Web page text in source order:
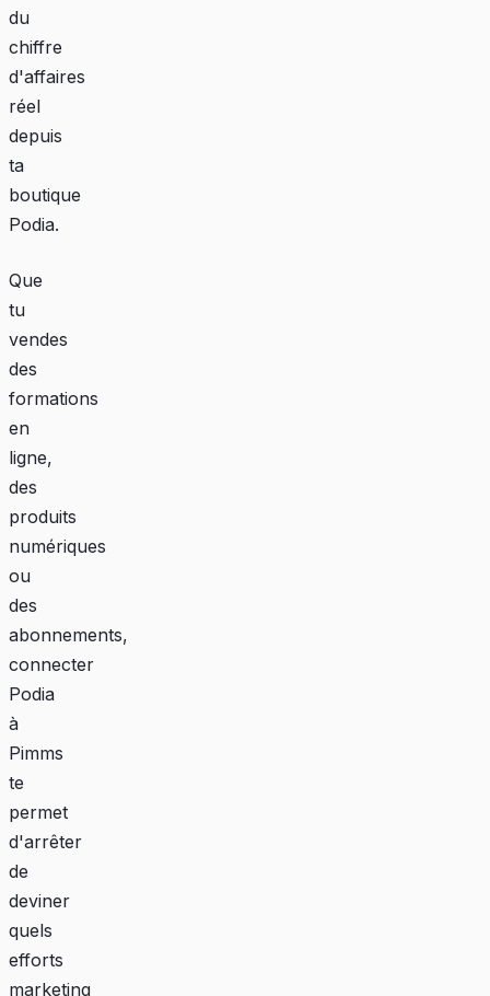
du
chiffre
d'affaires
réel
depuis
ta
boutique
Podia.
Que
tu
vendes
des
formations
en
ligne,
des
produits
numériques
ou
des
abonnements,
connecter
Podia
à
Pimms
te
permet
d'arrêter
de
deviner
quels
efforts
marketing